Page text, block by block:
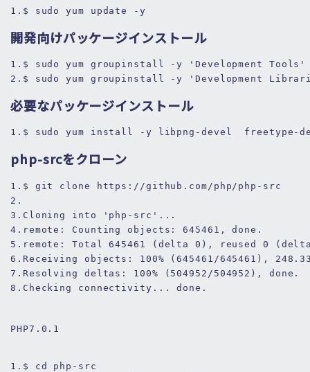
1. $ sudo yum update - y
開発向けパッケージインストール
1. $ sudo yum groupinstall -y
'Development Tools'
2. $ sudo yum groupinstall -y 'Development
必要なパッケージインストール
1. $ sudo yum install -y libpng-devel  freetype-
php-srcをクローン
1. $ git clone https: //github.com/php/php-src
2.
3. Cloning into 'php-src' ...
4. remote: Counting objects: 645461 , done.
5. remote: Total 645461 (delta 0 ), reused 0
6. Receiving objects: 100% (645461 /645461),
7. Resolving deltas: 100% ( 504952 / 504952 ), done.
8. Checking connectivity... done.
PHP7.0.1
1. $ cd php-src